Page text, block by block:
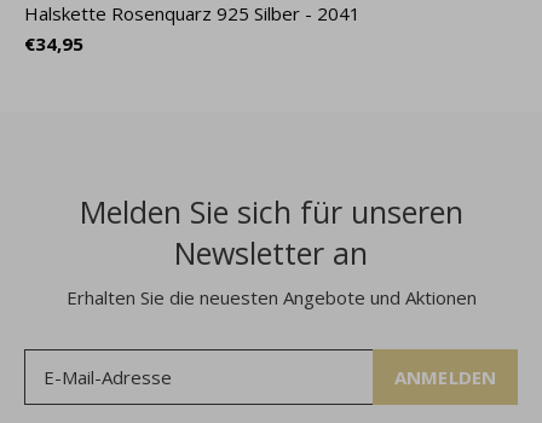
Halskette Rosenquarz 925 Silber - 2041
€34,95
Melden Sie sich für unseren
Newsletter an
Erhalten Sie die neuesten Angebote und Aktionen
ANMELDEN